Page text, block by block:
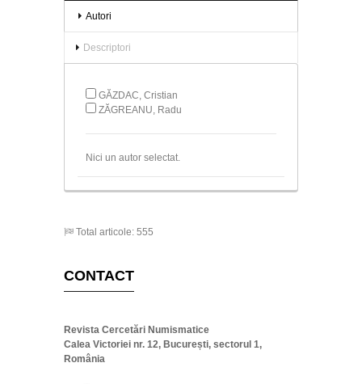
Autori
Descriptori
GĂZDAC, Cristian
ZĂGREANU, Radu
Nici un autor selectat.
Total articole: 555
CONTACT
Revista Cercetări Numismatice
Calea Victoriei nr. 12, București, sectorul 1,
România